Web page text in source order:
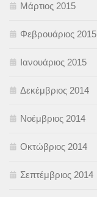
Μάρτιος 2015
Φεβρουάριος 2015
Ιανουάριος 2015
Δεκέμβριος 2014
Νοέμβριος 2014
Οκτώβριος 2014
Σεπτέμβριος 2014